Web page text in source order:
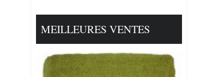
MEILLEURES VENTES